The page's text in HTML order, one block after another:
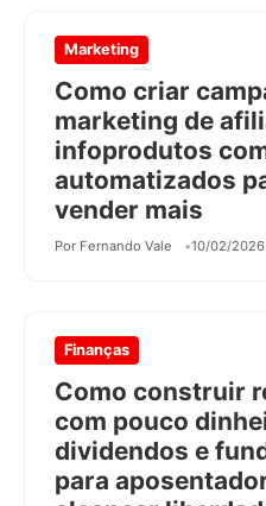
Marketing
Como criar
marketing de
infoprodutos
automatizados
vender mais
Por Fernando Vale 10/02/2026
Finanças
Como construir
com pouco
dividendos e
para